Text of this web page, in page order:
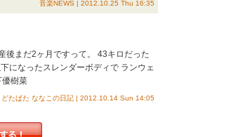
音楽NEWS | 2012.10.25 Thu 16:35
後まだ2ヶ月ですって。 43キロだった
になったスレンダーボディで ランウェ
優樹菜
どたばた ななこの日記 | 2012.10.14 Sun 14:05